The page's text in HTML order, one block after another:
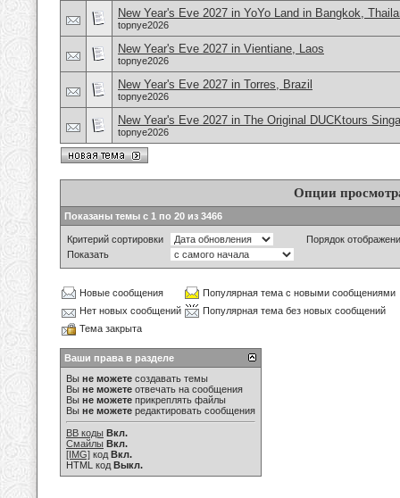
New Year's Eve 2027 in YoYo Land in Bangkok,
topnye2026
New Year's Eve 2027 in Vientiane, Laos
topnye2026
New Year's Eve 2027 in Torres, Brazil
topnye2026
New Year's Eve 2027 in The Original DUCKtours
topnye2026
Опции
Показаны темы с 1 по 20 из 3466
Критерий сортировки
Порядок
Показать
Новые сообщения
Популярная тема с новыми сообщениями
Нет новых сообщений
Популярная тема без новых сообщений
Тема закрыта
Ваши права в разделе
Вы не можете создавать темы
Вы не можете отвечать на сообщения
Вы не можете прикреплять файлы
Вы не можете редактировать сообщения
BB коды Вкл.
Смайлы Вкл.
[IMG] код Вкл.
HTML код Выкл.